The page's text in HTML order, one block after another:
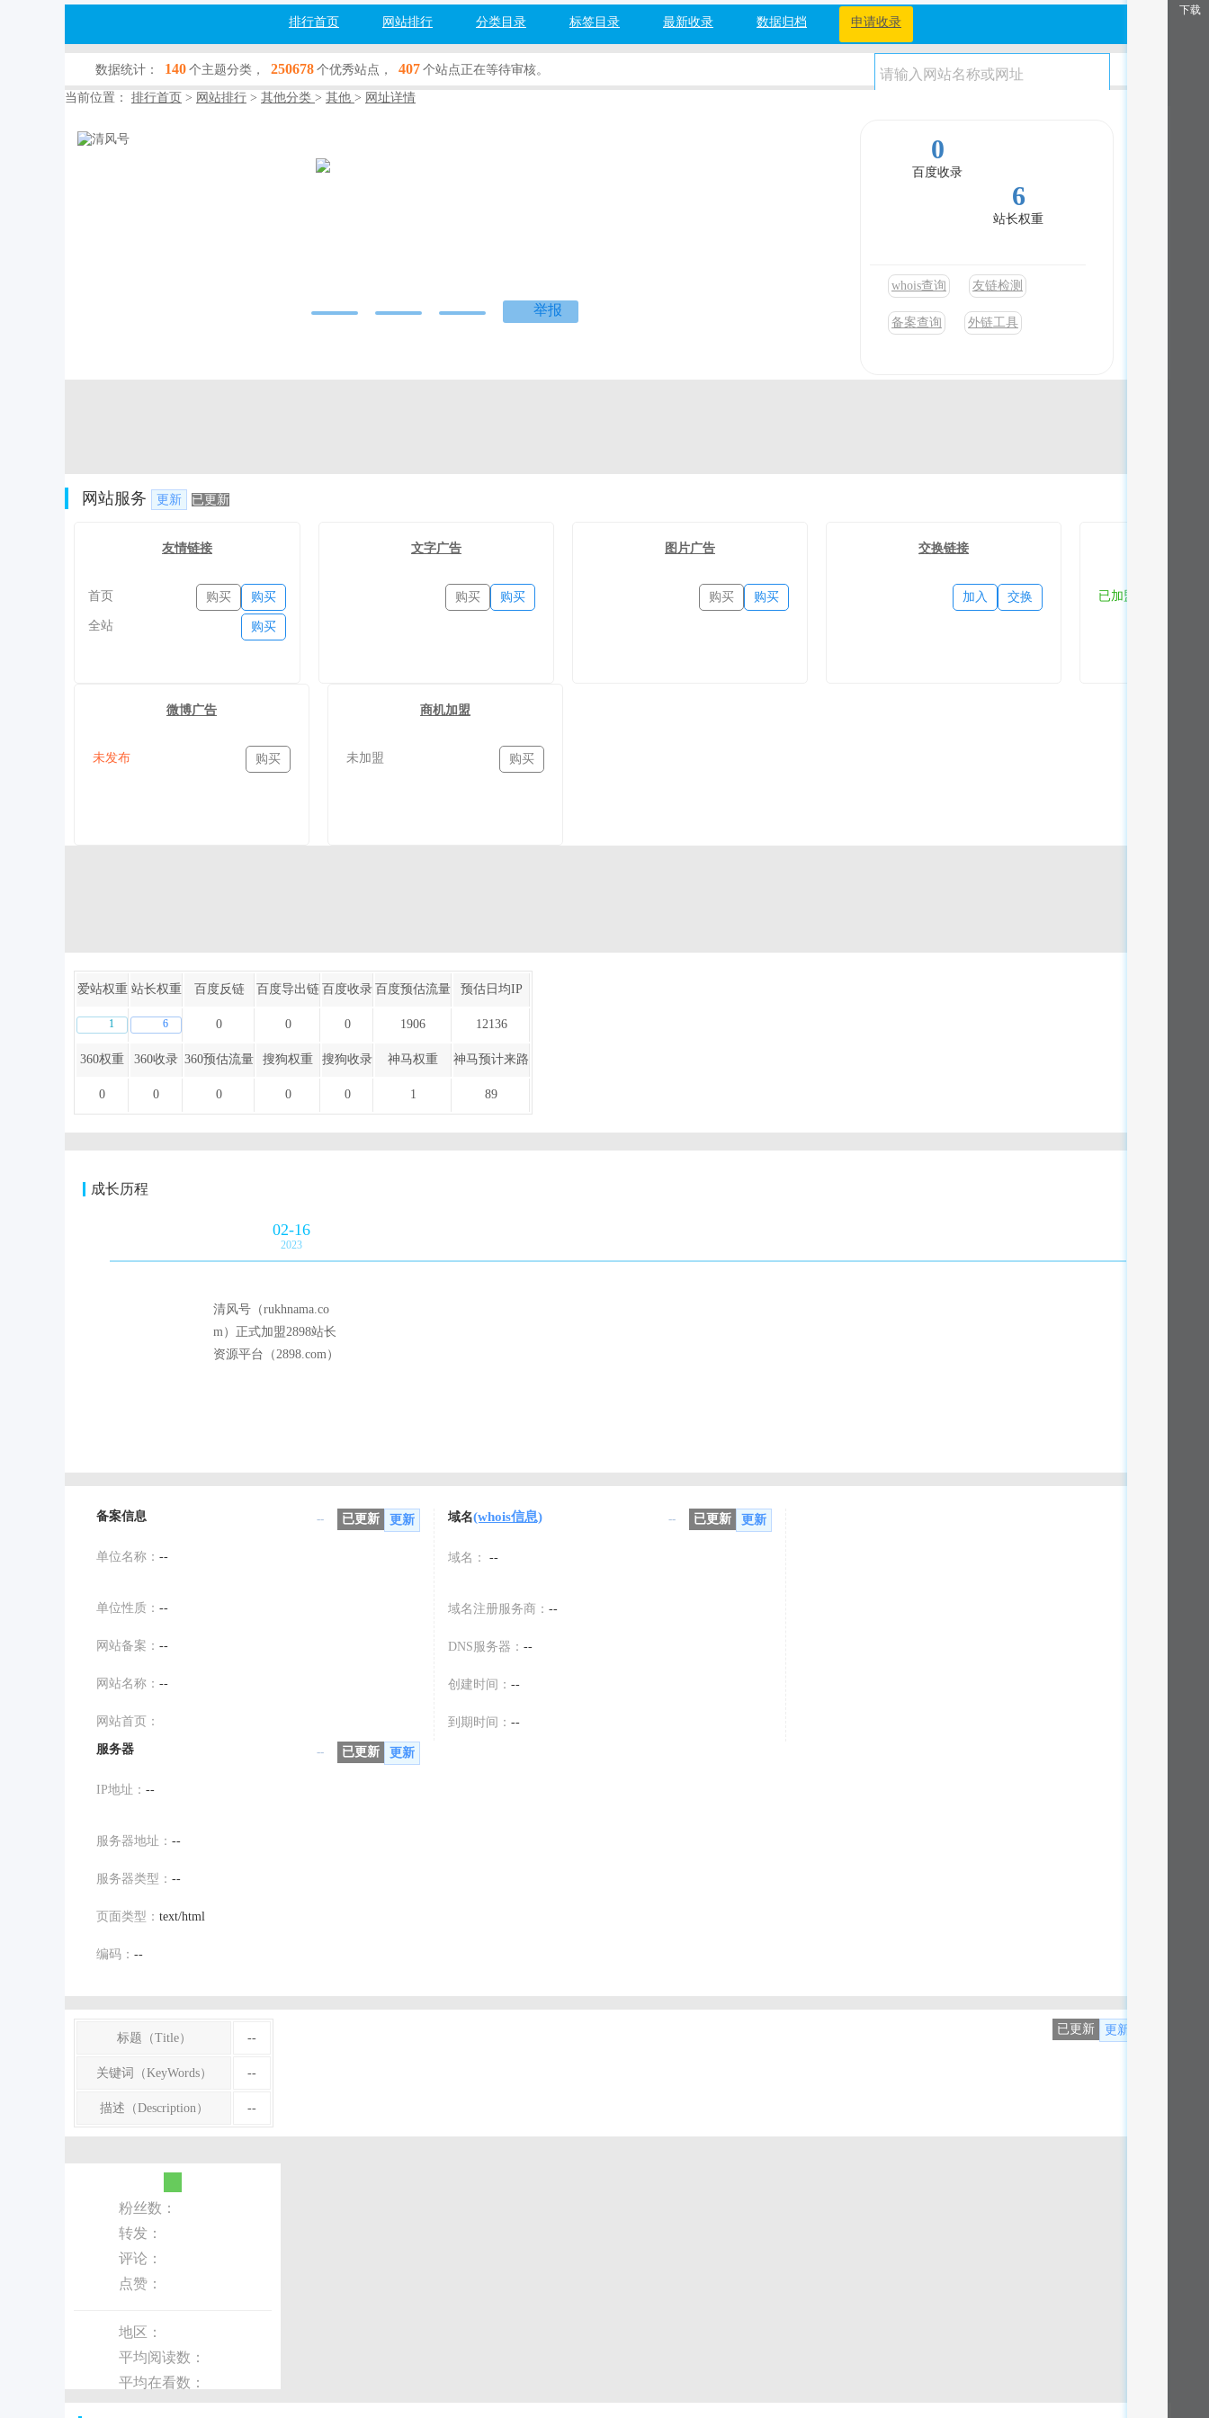
排行首页 网站排行 分类目录 标签目录 最新收录 数据归档 申请收录
数据统计： 140 个主题分类， 250678 个优秀站点， 407 个站点正在等待审核。
当前位置： 排行首页 > 网站排行 > 其他分类 > 其他 > 网址详情
举报
0
百度收录
6
站长权重
whois查询 友链检测
备案查询 外链工具
网站服务 更新 已更新
友情链接
首页 购买
购买
全站 购买
文字广告
购买
购买
图片广告
购买
购买
交换链接
交换
加入 已加盟
微博广告
未发布 购买
商机加盟
未加盟 购买
爱站权重 站长权重 百度反链 百度导出链 百度收录 百度预估流量 预估日均IP
1 6 0 0 0 1906 12136
360权重 360收录 360预估流量 搜狗权重 搜狗收录 神马权重 神马预计来路
0 0 0 0 0 1 89
成长历程
02-16
2023
清风号（rukhnama.co
m）正式加盟2898站长
资源平台（2898.com）
备案信息 更新
已更新
--
单位名称： --
单位性质： --
网站备案： --
网站名称： --
网站首页：
域名(whois信息) 更新
已更新
--
域名： --
域名注册服务商： --
DNS服务器： --
创建时间： --
到期时间： --
服务器
更新
已更新
--
IP地址： --
服务器地址： --
服务器类型： --
页面类型： text/html
编码： --
更新
已更新
标题（Title） --
关键词（KeyWords） --
描述（Description） --
粉丝数：
转发：
评论：
点赞：
地区：
平均阅读数：
平均在看数：
下载